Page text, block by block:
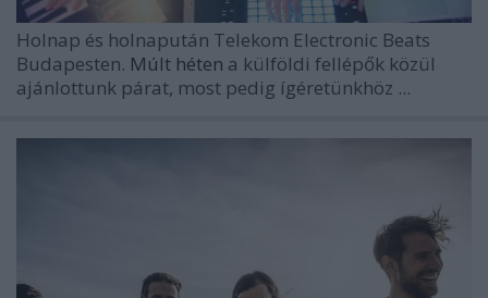
Holnap és holnapután Telekom Electronic Beats
Budapesten. Múlt héten a külföldi fellépők közül
ajánlottunk párat, most pedig ígéretünkhöz ...